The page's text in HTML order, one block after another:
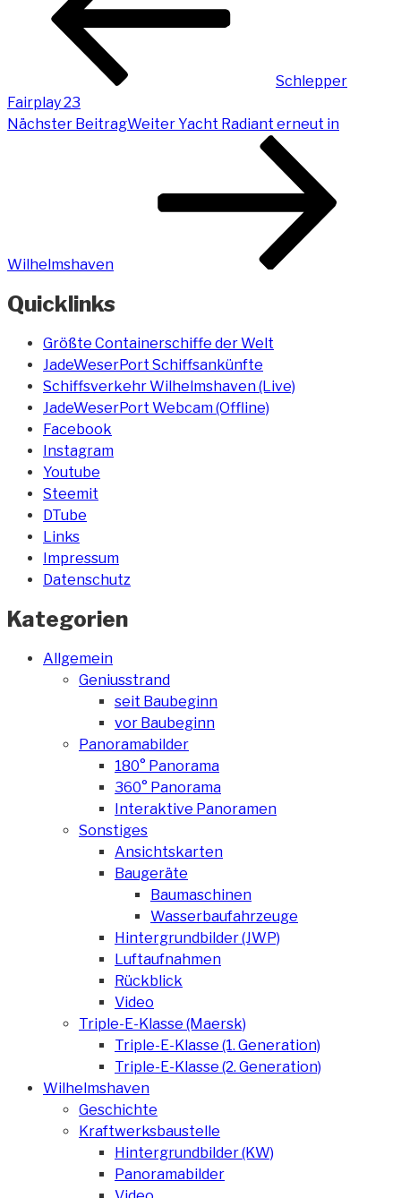
Schlepper
Fairplay 23
Nächster BeitragWeiterYacht Radiant erneut in
Wilhelmshaven
Quicklinks
Größte Containerschiffe der Welt
JadeWeserPort Schiffsankünfte
Schiffsverkehr Wilhelmshaven (Live)
JadeWeserPort Webcam (Offline)
Facebook
Instagram
Youtube
Steemit
DTube
Links
Impressum
Datenschutz
Kategorien
Allgemein
Geniusstrand
seit Baubeginn
vor Baubeginn
Panoramabilder
180° Panorama
360° Panorama
Interaktive Panoramen
Sonstiges
Ansichtskarten
Baugeräte
Baumaschinen
Wasserbaufahrzeuge
Hintergrundbilder (JWP)
Luftaufnahmen
Rückblick
Video
Triple-E-Klasse (Maersk)
Triple-E-Klasse (1. Generation)
Triple-E-Klasse (2. Generation)
Wilhelmshaven
Geschichte
Kraftwerksbaustelle
Hintergrundbilder (KW)
Panoramabilder